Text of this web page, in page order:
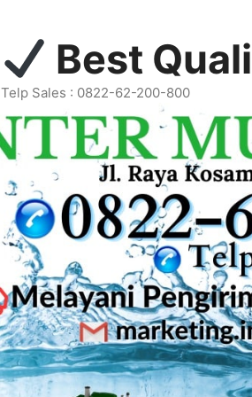
Best
Telp Sales : 0822-62-200-800